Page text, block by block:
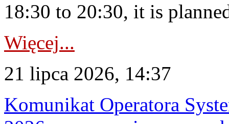
18:30 to 20:30, it is
Więcej...
21 lipca 2026, 14:37
Komunikat Operatora